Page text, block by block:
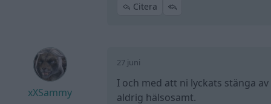
Citera
xXSammy
27 juni
I och med att ni lyckats stänga
aldrig hälsosamt.